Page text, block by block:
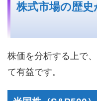
株式市場の歴
株価を分析する上で
て有益です。